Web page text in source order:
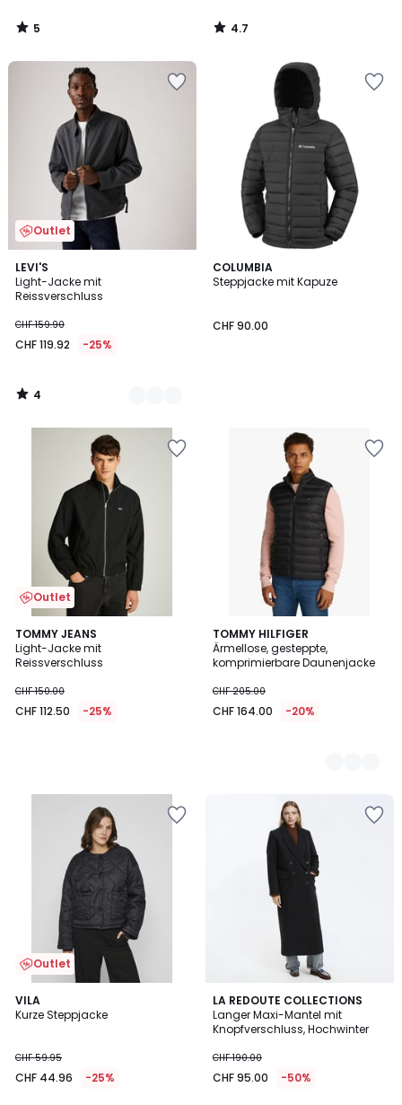
5
/
4.7
/
Outlet
LEVI'S
Light-Jacke mit
Reissverschluss
CHF 159.90
CHF 119.92 -25%
4
/
5
2
Farben
4
/
COLUMBIA
Steppjacke mit Kapuze
CHF 90.00
Outlet
TOMMY JEANS
Light-Jacke mit
Reissverschluss
CHF 150.00
CHF 112.50 -25%
TOMMY HILFIGER
Ärmellose, gesteppte,
komprimierbare Daunenjacke
CHF 205.00
CHF 164.00 -20%
2
Farben
Outlet
VILA
Kurze Steppjacke
CHF 59.95
CHF 44.96 -25%
4.8
/ 5
LA REDOUTE COLLECTIONS
Langer Maxi-Mantel mit
Knopfverschluss, Hochwinter
CHF 190.00
CHF 95.00 -50%
4.1
/ 5